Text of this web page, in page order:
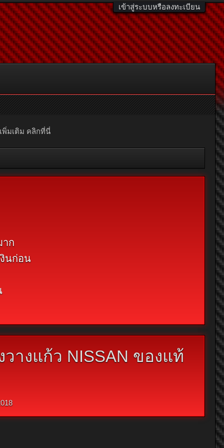
เข้าสู่ระบบหรือลงทะเบียน
พิ่มเติม คลิกที่นี่
าก
นก่อน
างแก้ว NISSAN ของแท้